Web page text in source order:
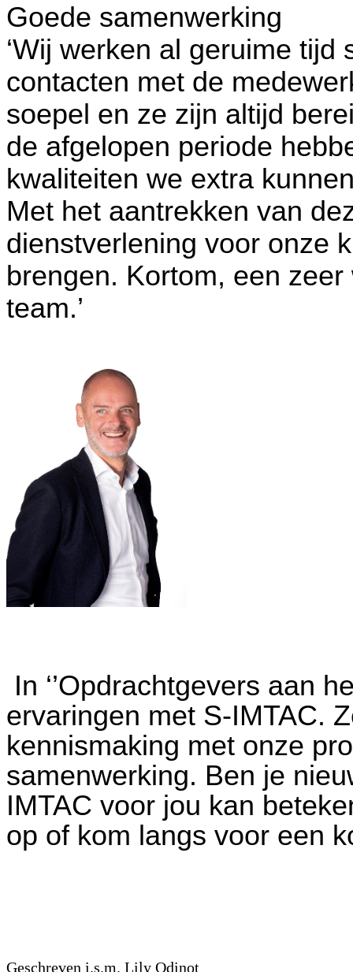
Goede samenwerking
‘Wij werken al geruime
contacten met de
soepel en ze zijn altijd
de afgelopen periode
kwaliteiten we extra
Met het aantrekken van
dienstverlening voor onze
brengen. Kortom, een
team.’
In ‘’Opdrachtgevers aan
ervaringen met S-IMTAC.
kennismaking met onze
samenwerking. Ben je
IMTAC voor jou kan
op of kom langs voor een
Geschreven i.s.m. Lily Odinot